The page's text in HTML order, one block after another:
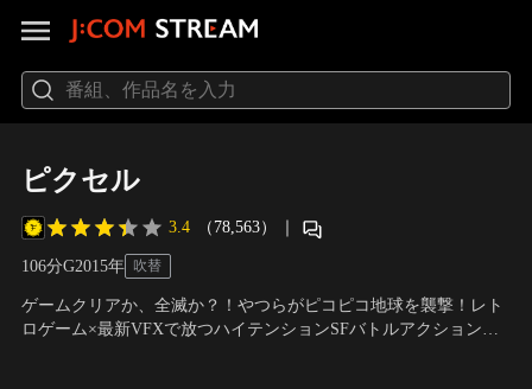
ピクセル
3.4 （78,563） ｜
106分G2015年 吹替
ゲームクリアか、全滅か？！やつらがピコピコ地球を襲撃！レト
ロゲーム×最新VFXで放つハイテンションSFバトルアクション！